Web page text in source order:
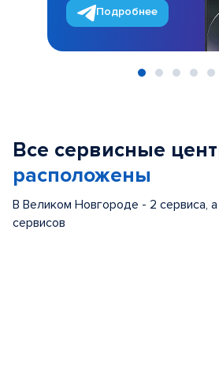
Подробнее
Все сервисные
расположены
В Великом Новгороде - 2 сервиса,
сервисов